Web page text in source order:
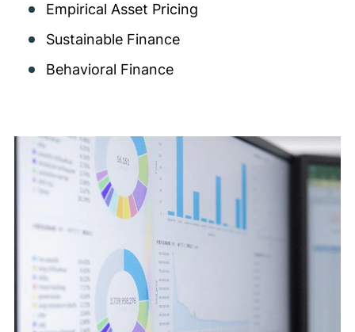
Empirical Asset Pricing
Sustainable Finance
Behavioral Finance